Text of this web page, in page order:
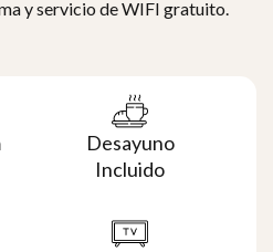
y servicio de WIFI gratuito.
Desayuno
Incluido